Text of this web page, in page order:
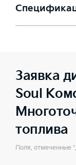
Заявка
Soul
топлива
Поля, отмеченные